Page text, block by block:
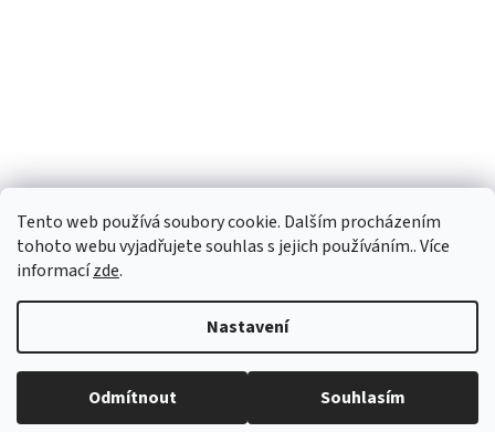
Tento web používá soubory cookie. Dalším procházením
tohoto webu vyjadřujete souhlas s jejich používáním.. Více
informacízde.
Nastavení
Odmítnout Souhlasím
Copyright 2026PEGASPLUS. Všechna práva vyhrazena.Upravit